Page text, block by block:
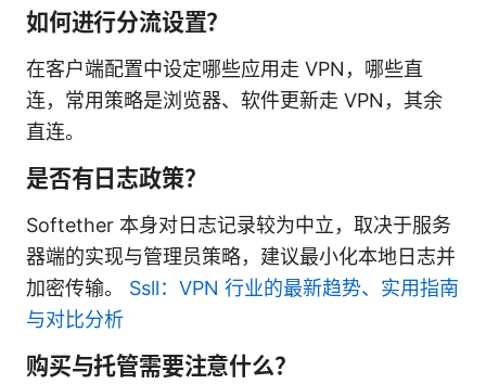
如何进行分流设置？
在客户端配置中设定哪些应用走 VPN，哪些直
连，常用策略是浏览器、软件更新走 VPN，其余
直连。
是否有日志政策？
Softether 本身对日志记录较为中立，取决于服务
器端的实现与管理员策略，建议最小化本地日志并
加密传输。 Ssll：VPN 行业的最新趋势、实用指南
与对比分析
购买与托管需要注意什么？